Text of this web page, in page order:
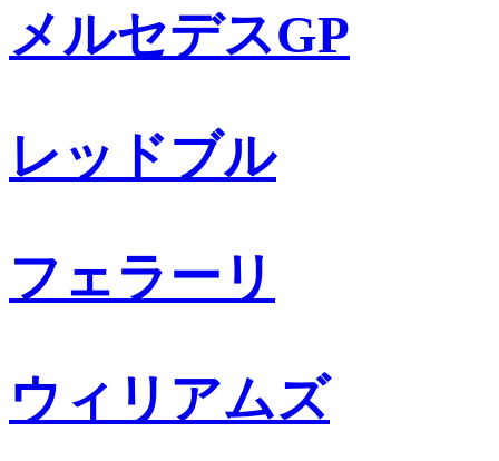
メルセデスGP
レッドブル
フェラーリ
ウィリアムズ